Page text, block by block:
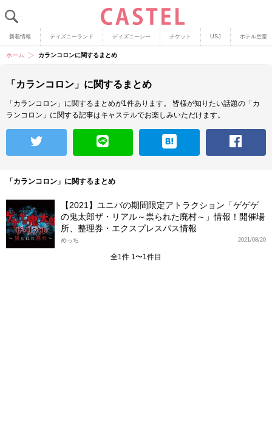
新着情報 ディズニーランド ディズニーシー チケット USJ ホテル空室
ホーム カランコロンに関するまとめ
「カランコロン」に関するまとめ
「カランコロン」に関するまとめが1件あります。
皆様が知りたい話題の「カ
ランコロン」に関する記事はキャステルでお楽しみいただけます。
「カランコロン」に関するまとめ
【2021】ユニバの期間限定アトラクション「ゲゲゲ
の鬼太郎ザ・リアル～祟られた廃村～」情報！開催場
所、整理券・エクスプレスパス情報
2021/08/20
めっち
全1件 1〜1件目